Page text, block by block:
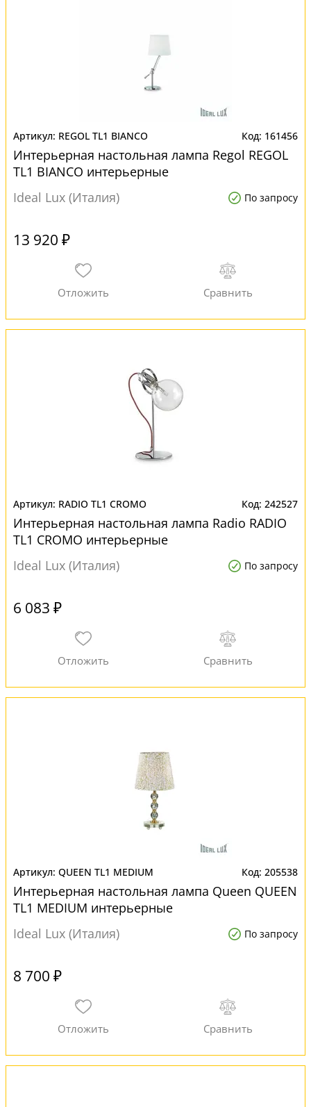
REGOL TL1 BIANCO 161456
Интерьерная настольная лампа Regol REGOL
TL1 BIANCO интерьерные
Ideal Lux (Италия)
По запросу
13 920 ₽
RADIO TL1 CROMO 242527
Интерьерная настольная лампа Radio RADIO
TL1 CROMO интерьерные
Ideal Lux (Италия)
По запросу
6 083 ₽
QUEEN TL1 MEDIUM 205538
Интерьерная настольная лампа Queen QUEEN
TL1 MEDIUM интерьерные
Ideal Lux (Италия)
По запросу
8 700 ₽